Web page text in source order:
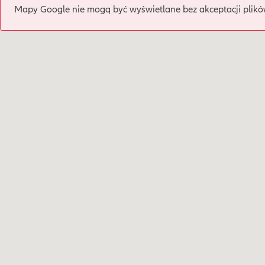
Mapy Google nie mogą być wyświetlane bez akceptacji